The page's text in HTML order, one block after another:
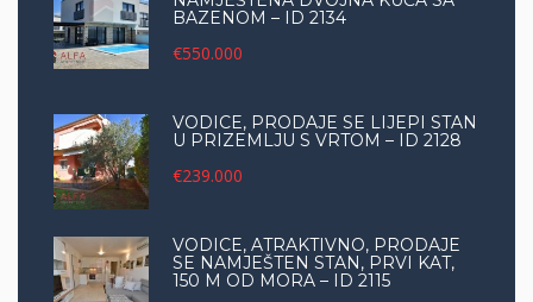
BAZENOM – ID 2134
€550.000
VODICE, PRODAJE SE LIJEPI STAN
U PRIZEMLJU S VRTOM – ID 2128
€239.000
VODICE, ATRAKTIVNO, PRODAJE
SE NAMJEŠTEN STAN, PRVI KAT,
150 M OD MORA – ID 2115